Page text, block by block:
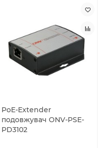
PoE-Extender
подовжувач ONV-PSE-
PD3102